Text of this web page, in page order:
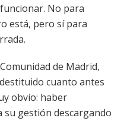
No para
está, pero sí para
de Madrid,
cuanto antes
obvio: haber
su gestión descargando